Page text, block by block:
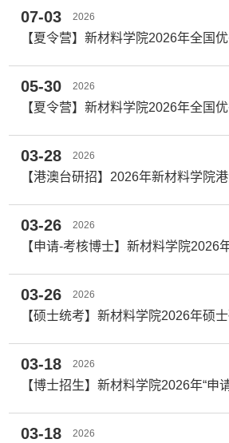
07-03 2026
05-30 2026
03-28 2026
03-26 2026
03-26 2026
03-18 2026
03-18 2026